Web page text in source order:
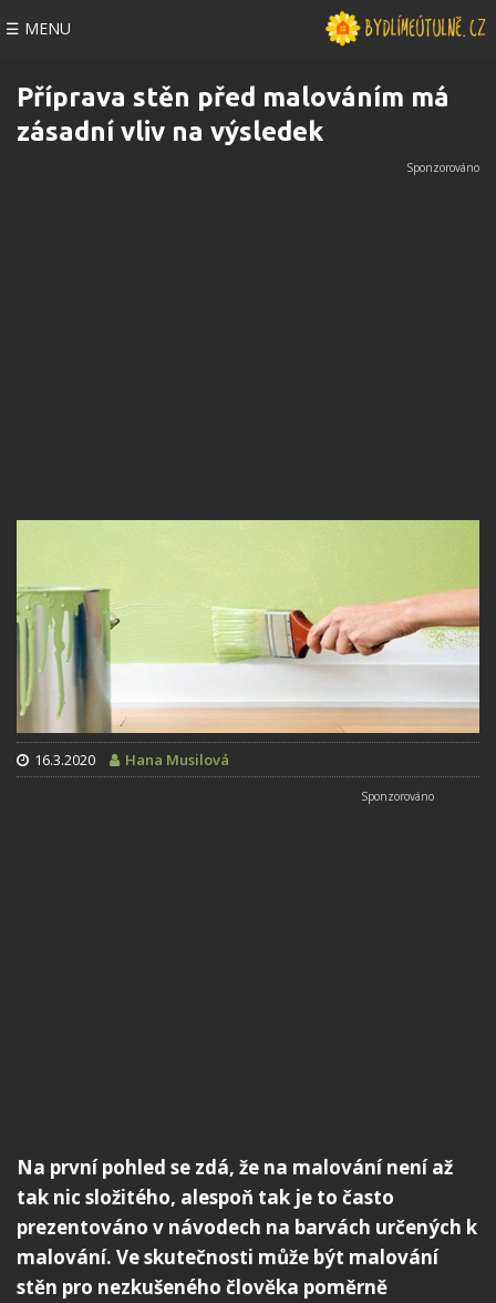
☰ MENU
Příprava stěn před malováním má
zásadní vliv na výsledek
16.3.2020 Hana Musilová
Na první pohled se zdá, že na malování není až
tak nic složitého, alespoň tak je to často
prezentováno v návodech na barvách určených k
malování. Ve skutečnosti může být malování
stěn pro nezkušeného člověka poměrně